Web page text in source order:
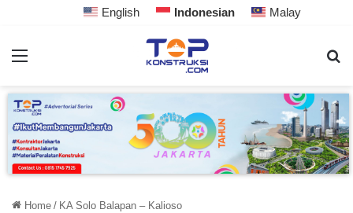
English Indonesian Malay
Home / KA Solo Balapan – Kalioso